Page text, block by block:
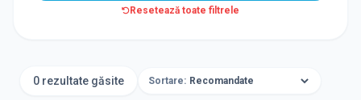
Resetează toate filtrele
0 rezultate găsite Sortare: